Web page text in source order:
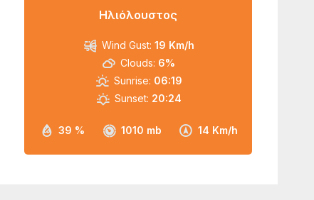
Ηλιόλουστος
39 % 1010 mb 14 Km/h
Wind Gust: 19 Km/h
Clouds: 6%
Sunrise: 06:19
Sunset: 20:24